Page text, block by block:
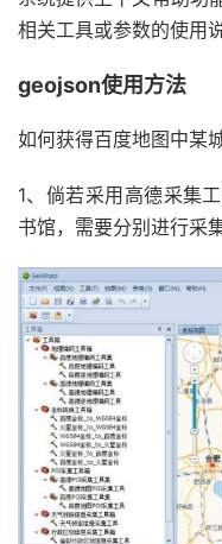
相关工具或参数的使用
geojson使用方法
如何获得百度地图中某
1、倘若采用高德采集
书馆，需要分别进行采集